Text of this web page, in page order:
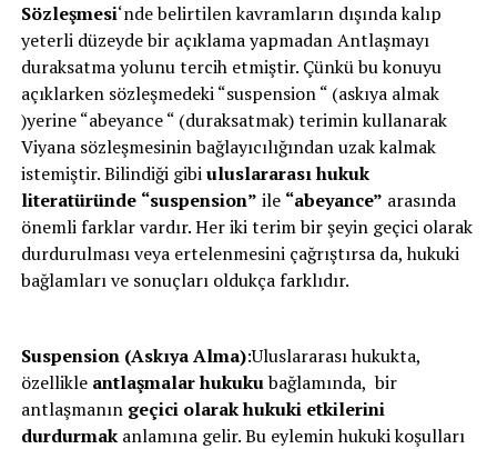
Sözleşmesi‘nde belirtilen kavramların dışında kalıp
yeterli düzeyde bir açıklama yapmadan Antlaşmayı
duraksatma yolunu tercih etmiştir. Çünkü bu konuyu
açıklarken sözleşmedeki “suspension “ (askıya almak
)yerine “abeyance “ (duraksatmak) terimin kullanarak
Viyana sözleşmesinin bağlayıcılığından uzak kalmak
istemiştir. Bilindiği gibiuluslararası hukuk
literatüründe “suspension” ile “abeyance” arasında
önemli farklar vardır. Her iki terim bir şeyin geçici olarak
durdurulması veya ertelenmesini çağrıştırsa da, hukuki
bağlamları ve sonuçları oldukça farklıdır.
Suspension (Askıya Alma):Uluslararası hukukta,
özellikle antlaşmalar hukukubağlamında, bir
antlaşmanın geçici olarak hukuki etkilerini
durdurmakanlamına gelir. Bu eylemin hukuki koşulları